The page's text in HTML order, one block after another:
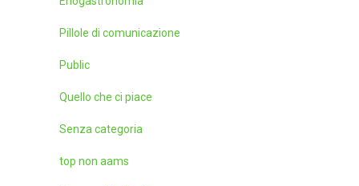
Pillole di comunicazione
Public
Quello che ci piace
Senza categoria
top non aams